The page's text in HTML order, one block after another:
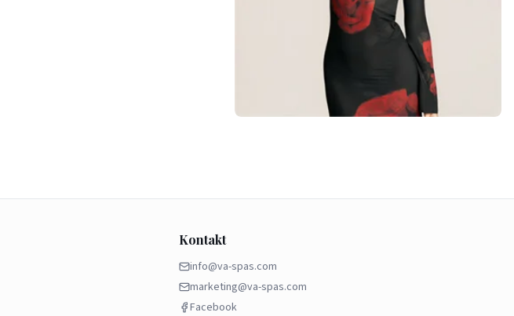
Kontakt
info@va-spas.com
marketing@va-spas.com
Facebook